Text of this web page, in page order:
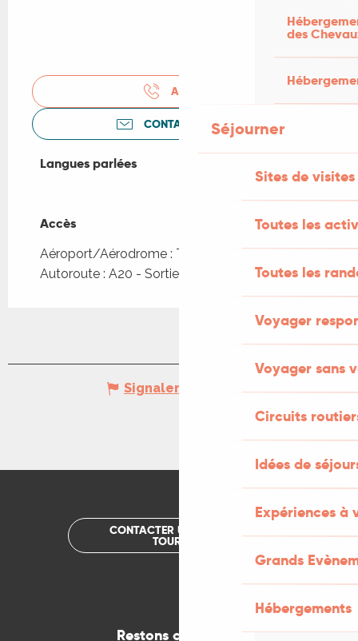
des
Séjourner
Sites de visites
Toutes les
Toutes les
Voyager
Voyager sans
Circuits
Idées de
Expériences à
Grands
Hébergements
APPELER
CONTACTEZ-NOUS
Langues parlées
Langues parlées
Accès
Accès
Aéroport/Aérodrome : Toulouse à 152km
Autoroute : A20 - Sortie 58
Signaler une erreur
CONTACTER UN OFFICE DE
TOURISME
Restons connectés